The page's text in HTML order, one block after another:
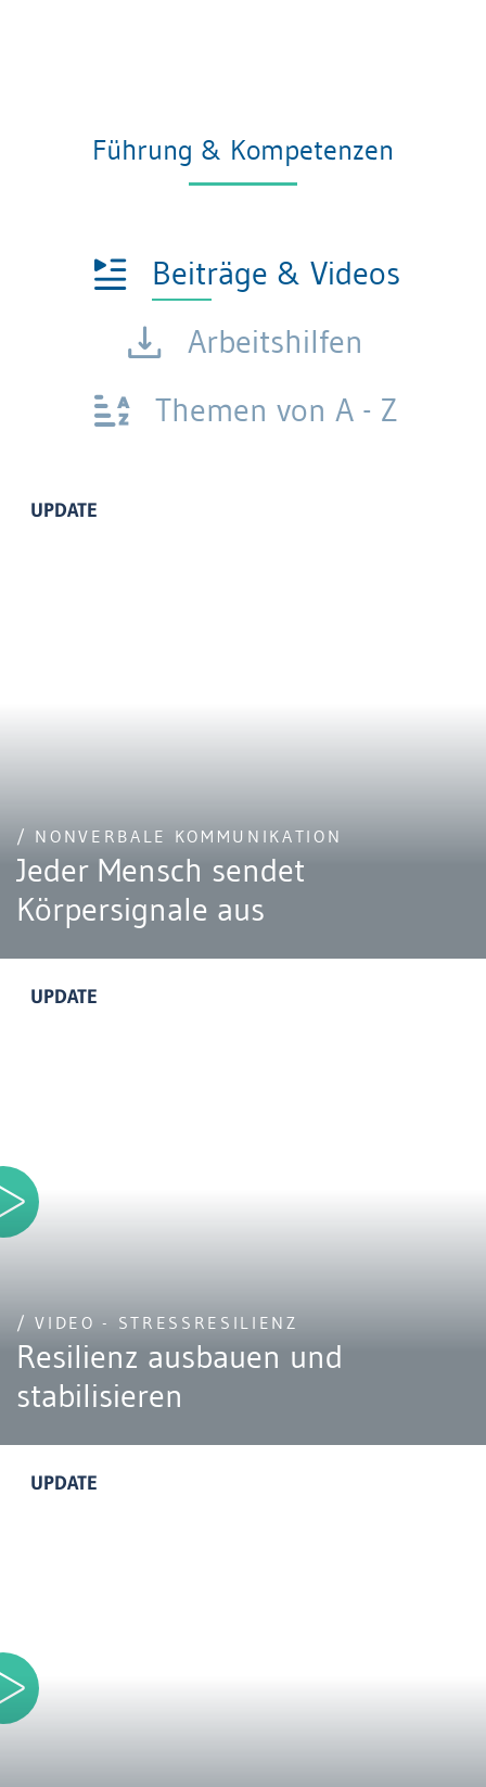
Führung & Kompetenzen
Beiträge & Videos
Arbeitshilfen
Themen von A - Z
UPDATE
/ NONVERBALE KOMMUNIKATION
Jeder Mensch sendet
Körpersignale aus
UPDATE
/ VIDEO - STRESSRESILIENZ
Resilienz ausbauen und
stabilisieren
UPDATE